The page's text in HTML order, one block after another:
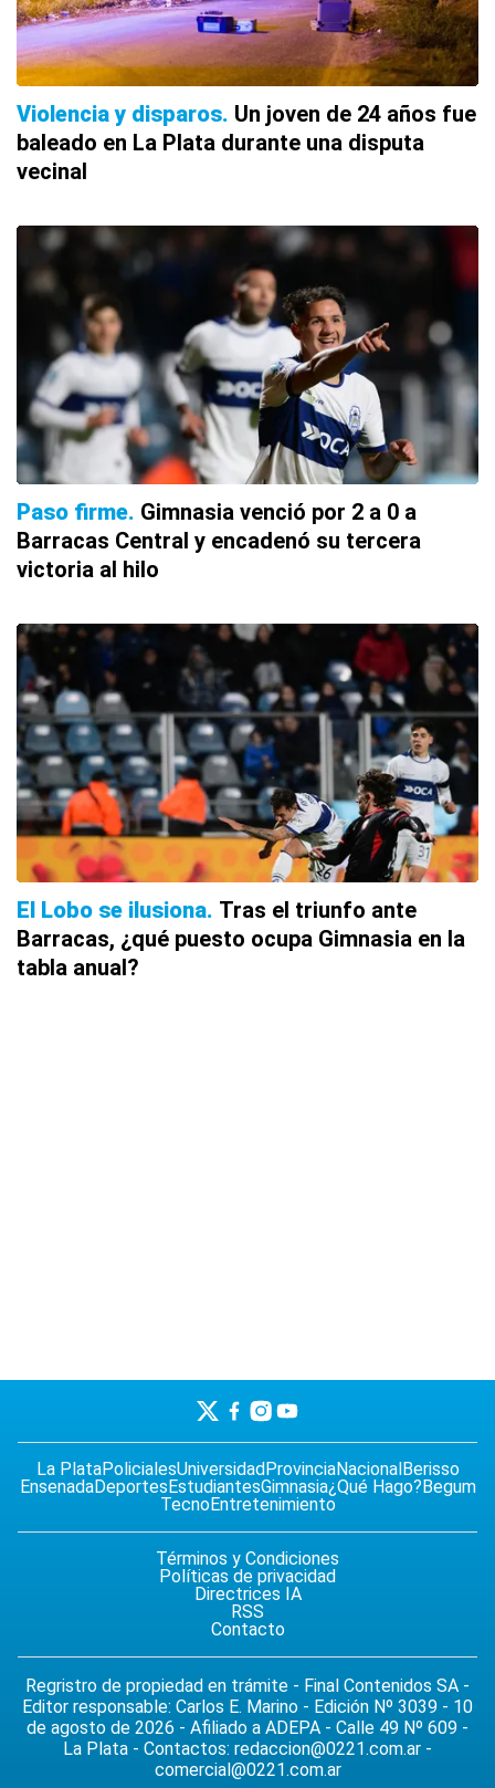
Violencia y disparos Un joven de 24 años fue
baleado en La Plata durante una disputa
vecinal
Paso firme Gimnasia venció por 2 a 0 a
Barracas Central y encadenó su tercera
victoria al hilo
El Lobo se ilusiona Tras el triunfo ante
Barracas, ¿qué puesto ocupa Gimnasia en la
tabla anual?
La PlataPolicialesUniversidadProvinciaNacionalBerisso
EnsenadaDeportesEstudiantesGimnasia¿Qué Hago?Begum
TecnoEntretenimiento
Términos y Condiciones
Políticas de privacidad
Directrices IA
RSS
Contacto
Regristro de propiedad en trámite - Final Contenidos SA -
Editor responsable: Carlos E. Marino - Edición Nº 3039 - 10
de agosto de 2026 - Afiliado a ADEPA - Calle 49 Nº 609 -
La Plata - Contactos: redaccion@0221.com.ar -
comercial@0221.com.ar